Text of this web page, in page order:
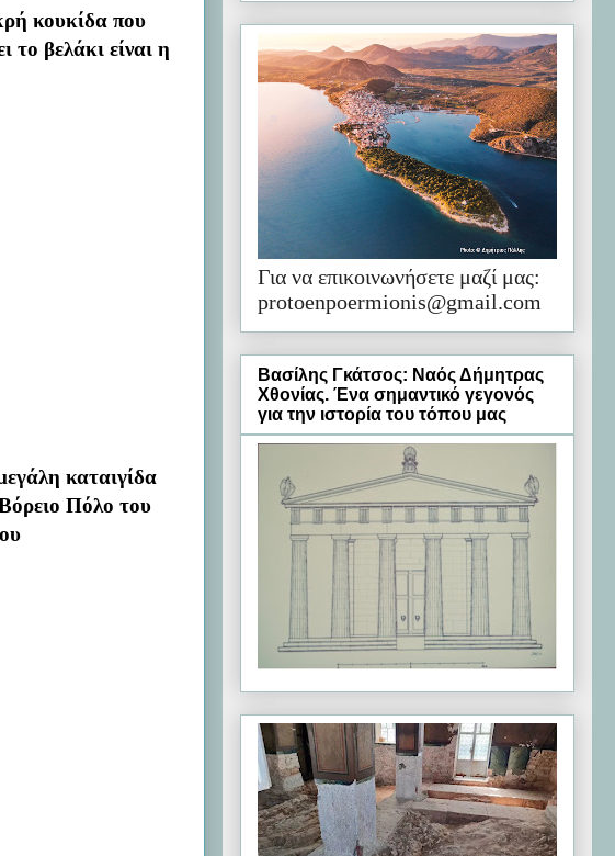
κουκίδα που
το βελάκι είναι η
καταιγίδα
Πόλο του
Για να επικοινωνήσετε μαζί μας:
protoenpoermionis@gmail.com
Βασίλης Γκάτσος: Ναός Δήμητρας
Χθονίας. Ένα σημαντικό γεγονός
για την ιστορία του τόπου μας